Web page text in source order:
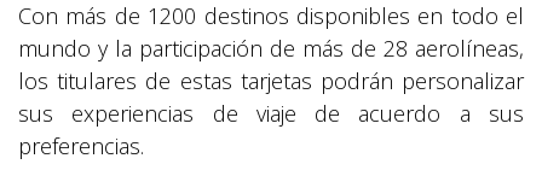
Con más de 1200 destinos disponibles en todo el
mundo y la participación de más de 28 aerolíneas,
los titulares de estas tarjetas podrán personalizar
sus experiencias de viaje de acuerdo a sus
preferencias.